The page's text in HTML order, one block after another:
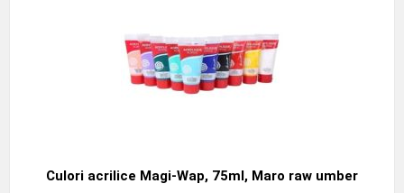
Culori acrilice Magi-Wap, 75ml, Maro raw umber